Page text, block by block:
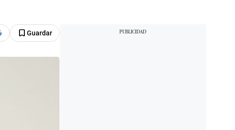
Guardar